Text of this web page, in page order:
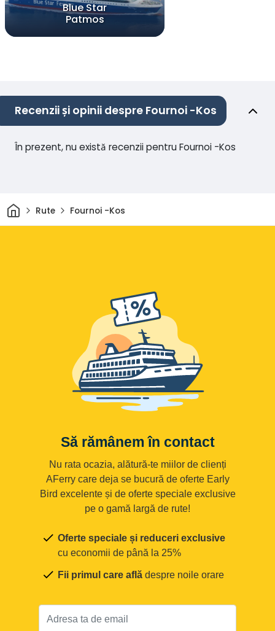
Blue Star
Patmos
Recenzii și opinii despre Fournoi -Kos
În prezent, nu există recenzii pentru Fournoi -Kos
AcasăRute Fournoi -Kos
Să rămânem în contact
Nu rata ocazia, alătură-te miilor de clienți
AFerry care deja se bucură de oferte Early
Bird excelente și de oferte speciale exclusive
pe o gamă largă de rute!
Oferte speciale și reduceri exclusive
cu economii de până la 25%
Fii primul care află despre noile orare